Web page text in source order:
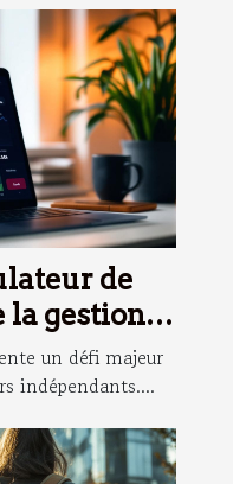
de
la gestion
un défi majeur
indépendants....